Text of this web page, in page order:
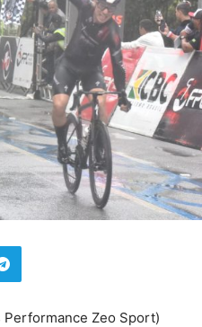
Performance Zeo Sport)